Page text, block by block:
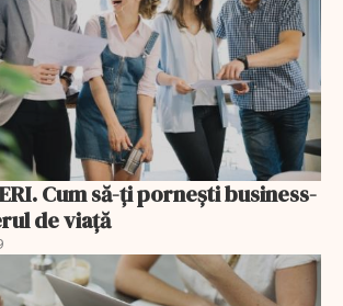
Cum să-ți pornești business-
de viață